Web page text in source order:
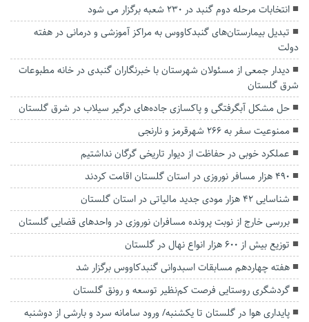
انتخابات مرحله دوم گنبد در ۲۳۰ شعبه برگزار می شود
تبدیل بیمارستان‌های گنبدکاووس به‌ مراکز آموزشی و درمانی در هفته
دولت
دیدار جمعی از مسئولان شهرستان با خبرنگاران گنبدی در خانه مطبوعات
شرق گلستان
حل مشکل آبگرفتگی و پاکسازی جاده‌های درگیر سیلاب در شرق گلستان
ممنوعیت سفر به ۲۶۶ شهرقرمز و نارنجی
عملکرد خوبی در حفاظت از دیوار تاریخی گرگان نداشتیم
۴۹۰ هزار مسافر نوروزی در استان گلستان اقامت کردند
شناسایی ۴۲ هزار مودی جدید مالیاتی در استان گلستان
بررسی خارج از نوبت پرونده مسافران نوروزی در واحد‌های قضایی گلستان
توزیع بیش از ۶۰۰ هزار انواع نهال در گلستان
هفته چهاردهم مسابقات اسبدوانی گنبدکاووس برگزار شد
گردشگری روستایی فرصت کم‌نظیر توسعه و رونق گلستان
پایداری هوا در گلستان تا یکشنبه/ ورود سامانه سرد و بارشی از دوشنبه